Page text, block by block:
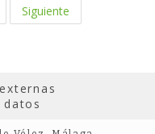
Siguiente